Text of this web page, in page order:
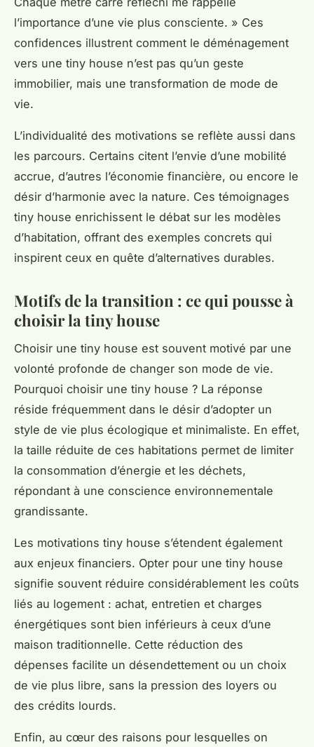
l’importance d’une vie plus consciente. » Ces
confidences illustrent comment le déménagement
vers une tiny house n’est pas qu’un geste
immobilier, mais une transformation de mode de
vie.
L’individualité des motivations se reflète aussi dans
les parcours. Certains citent l’envie d’une mobilité
accrue, d’autres l’économie financière, ou encore le
désir d’harmonie avec la nature. Ces témoignages
tiny house enrichissent le débat sur les modèles
d’habitation, offrant des exemples concrets qui
inspirent ceux en quête d’alternatives durables.
Motifs de la transition : ce qui pousse à
choisir la tiny house
Choisir une tiny house est souvent motivé par une
volonté profonde de changer son mode de vie.
Pourquoi choisir une tiny house ? La réponse
réside fréquemment dans le désir d’adopter un
style de vie plus écologique et minimaliste. En effet,
la taille réduite de ces habitations permet de limiter
la consommation d’énergie et les déchets,
répondant à une conscience environnementale
grandissante.
Les motivations tiny house s’étendent également
aux enjeux financiers. Opter pour une tiny house
signifie souvent réduire considérablement les coûts
liés au logement : achat, entretien et charges
énergétiques sont bien inférieurs à ceux d’une
maison traditionnelle. Cette réduction des
dépenses facilite un désendettement ou un choix
de vie plus libre, sans la pression des loyers ou
des crédits lourds.
Enfin, au cœur des raisons pour lesquelles on